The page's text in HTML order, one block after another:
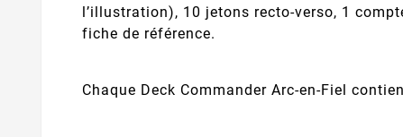
l’illustration), 10 jetons recto-verso, 1
fiche de référence.
Chaque Deck Commander Arc-en-Fiel